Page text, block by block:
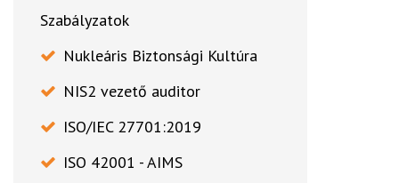
Szabályzatok
Nukleáris Biztonsági Kultúra
NIS2 vezető auditor
ISO/IEC 27701:2019
ISO 42001 - AIMS